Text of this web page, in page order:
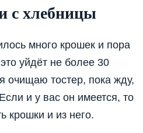
с хлебницы
много крошек и пора
уйдёт не более 30
очищаю тостер, пока жду,
и у вас он имеется, то
крошки и из него.